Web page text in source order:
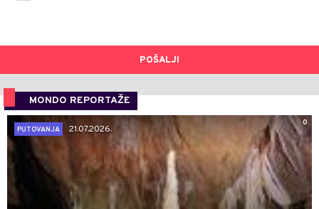
POŠALJI
MONDO REPORTAŽE
0
PUTOVANJA
21.07.2026.